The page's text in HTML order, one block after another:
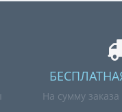
На сумму